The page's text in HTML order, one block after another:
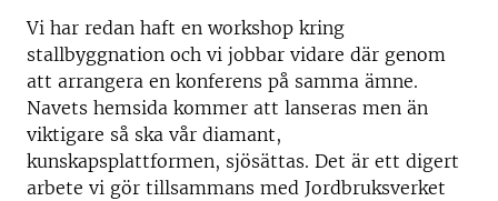
Vi har redan haft en workshop kring
stallbyggnation och vi jobbar vidare där genom
att arrangera en konferens på samma ämne.
Navets hemsida kommer att lanseras men än
viktigare så ska vår diamant,
kunskapsplattformen, sjösättas. Det är ett digert
arbete vi gör tillsammans med Jordbruksverket